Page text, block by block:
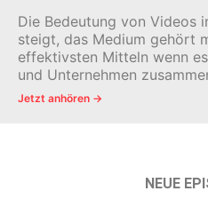
Die Bedeutung von Videos
steigt, das Medium gehört
effektivsten Mitteln wenn
und Unternehmen
Jetzt anhören →
NEUE